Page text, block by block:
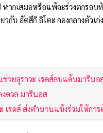
กเสมอหรือแพ้จะร่วงตกรอบ
บ อัตสึกิ อิโตะ กองกลางตัว
วยอุราวะ เรดส์ลบแค้นมารินอ
ดวล มารินอส
เรดส์ ส่งตำนานแข้งร่วมให้กา